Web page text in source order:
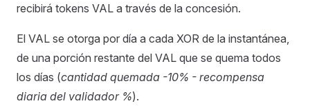
recibirá tokens VAL a través de la concesión.
El VAL se otorga por día a cada XOR de la instantánea,
de una porción restante del VAL que se quema todos
los días (cantidad quemada -10% - recompensa
diaria del validador %).